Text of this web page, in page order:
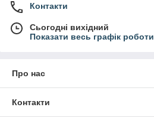
Контакти
Сьогодні вихідний
Показати весь графік роботи
Про нас
Контакти